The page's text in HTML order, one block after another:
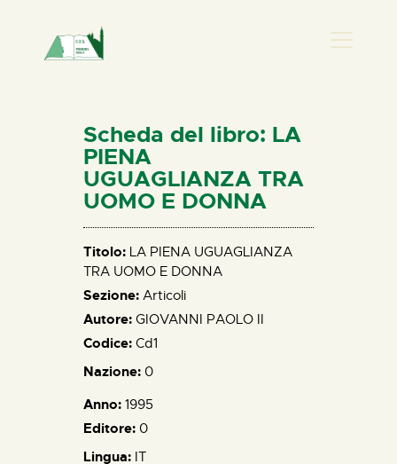
HOME
CHI SIAMO
NEWS
PERCORSI
ELISA SALERNO
CONTATTI
Scheda del libro: LA
PIENA
UGUAGLIANZA TRA
UOMO E DONNA
Titolo: LA PIENA UGUAGLIANZA
TRA UOMO E DONNA
Sezione: Articoli
Autore: GIOVANNI PAOLO II
Codice: Cd1
Nazione: 0
Anno: 1995
Editore: 0
Lingua: IT